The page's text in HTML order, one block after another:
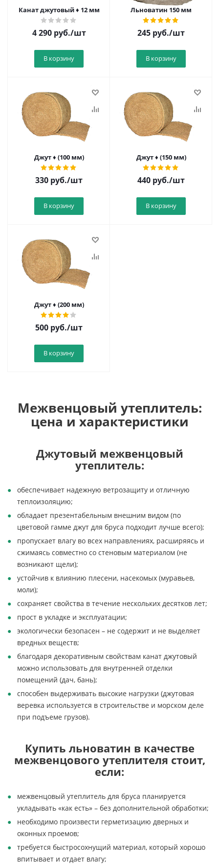
Канат джутовый ♦ 12 мм
4 290руб./шт
В корзину
Льноватин 150 мм
245 руб./шт
В корзину
Джут ♦ (100 мм)
330 руб./шт
В корзину
Джут ♦ (150 мм)
440 руб./шт
В корзину
Джут ♦ (200 мм)
500 руб./шт
В корзину
Межвенцовый утеплитель:
цена и характеристики
Джутовый межвенцовый
утеплитель:
обеспечивает надежную ветрозащиту и отличную
теплоизоляцию;
обладает презентабельным внешним видом (по
цветовой гамме джут для бруса подходит лучше всего);
пропускает влагу во всех направлениях, расширяясь и
сжимаясь совместно со стеновым материалом (не
возникают щели);
устойчив к влиянию плесени, насекомых (муравьев,
моли);
сохраняет свойства в течение нескольких десятков лет;
прост в укладке и эксплуатации;
экологически безопасен – не содержит и не выделяет
вредных веществ;
благодаря декоративным свойствам канат джутовый
можно использовать для внутренней отделки
помещений (дач, бань);
способен выдерживать высокие нагрузки (джутовая
веревка используется в строительстве и морском деле
при подъеме грузов).
Купить льноватин в качестве
межвенцового утеплителя стоит,
если:
межвенцовый утеплитель для бруса планируется
укладывать «как есть» – без дополнительной обработки;
необходимо произвести герметизацию дверных и
оконных проемов;
требуется быстросохнущий материал, который хорошо
впитывает и отдает влагу;